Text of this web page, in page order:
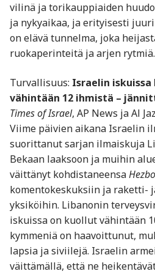
vilinä ja torikauppiaiden
ja nykyaikaa, ja erityisesti
on elävä tunnelma, joka
ruokaperinteitä ja arjen rytmiä.
Turvallisuus: Israelin iskuissa
vähintään 12 ihmistä –
Times of Israel, AP News ja Al
Viime päivien aikana Israelin
suorittanut sarjan ilmaiskuja
Bekaan laaksoon ja muihin
väittänyt kohdistaneensa
komentokeskuksiin ja raketti-
yksiköihin. Libanonin
iskuissa on kuollut vähintään
kymmeniä on haavoittunut,
lapsia ja siviilejä. Israelin
väittämällä, että ne